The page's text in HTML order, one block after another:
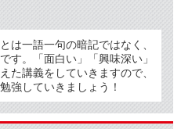
は一語一句の暗記ではなく、
す。「面白い」「興味深い」
た講義をしていきますので、
強していきましょう！